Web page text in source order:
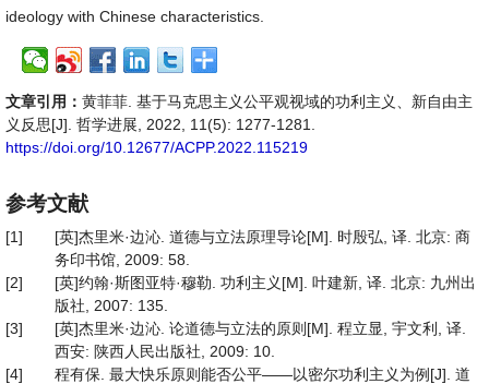
ideology with Chinese characteristics.
文章引用： 黄菲菲. 基于马克思主义公平观视域的功利主义、新自由主
义反思[J]. 哲学进展, 2022, 11(5): 1277-1281.
https://doi.org/10.12677/ACPP.2022.115219
参考文献
[1]
[英]杰里米·边沁. 道德与立法原理导论[M]. 时殷弘, 译. 北京: 商
务印书馆, 2009: 58.
[2]
[英]约翰·斯图亚特·穆勒. 功利主义[M]. 叶建新, 译. 北京: 九州出
版社, 2007: 135.
[3]
[英]杰里米·边沁. 论道德与立法的原则[M]. 程立显, 宇文利, 译.
西安: 陕西人民出版社, 2009: 10.
[4]
程有保. 最大快乐原则能否公平——以密尔功利主义为例[J]. 道